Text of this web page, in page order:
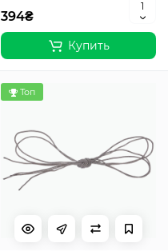
394₴
Купить
Топ